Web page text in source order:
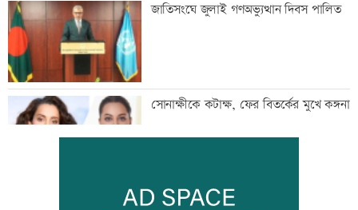
জাতিসংঘে জুলাই গণঅভ্যুত্থান দিবস পালিত
সোনাক্ষীকে কটাক্ষ, ফের বিতর্কের মুখে কঙ্গনা
দুই ঘণ্টায় ৫৪৮ কোটি টাকার লেনদেন